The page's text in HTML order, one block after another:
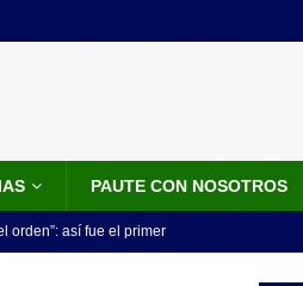
PAUTE CON NOSOTROS
orden”: así fue el primer